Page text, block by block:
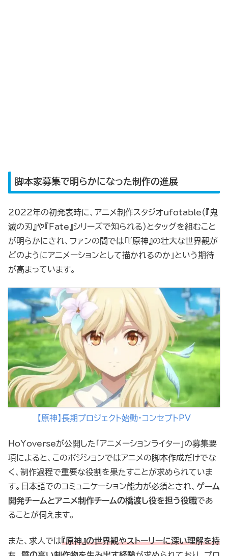
脚本家募集で明らかになった制作の進展
2022年の初発表時に、アニメ制作スタジオufotable（『鬼
滅の刃』や『Fate』シリーズで知られる）とタッグを組むこと
が明らかにされ、ファンの間では「『原神』の壮大な世界観が
どのようにアニメーションとして描かれるのか」という期待
が高まっています。
【原神】長期プロジェクト始動・コンセプトPV
HoYoverseが公開した「アニメーションライター」の募集要
項によると、このポジションではアニメの脚本作成だけでな
く、制作過程で重要な役割を果たすことが求められていま
す。日本語でのコミュニケーション能力が必須とされ、 ゲーム
開発チームとアニメ制作チームの橋渡し役を担う役職であ
ることが伺えます。
また、求人では『原神』の世界観やストーリーに深い理解を持